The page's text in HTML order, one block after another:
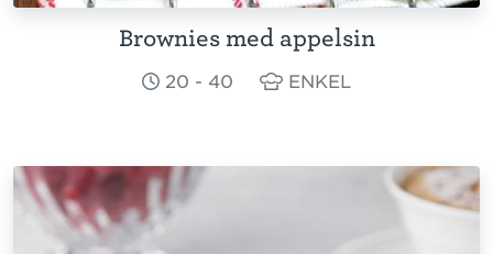
Brownies med appelsin
20 - 40 ENKEL